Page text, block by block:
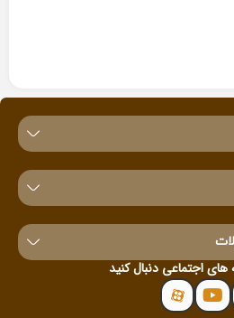
های اجتماعی دنبال کنید